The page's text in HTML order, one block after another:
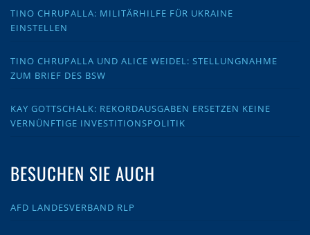
TINO CHRUPALLA: MILITÄRHILFE FÜR UKRAINE
EINSTELLEN
TINO CHRUPALLA UND ALICE WEIDEL: STELLUNGNAHME
ZUM BRIEF DES BSW
KAY GOTTSCHALK: REKORDAUSGABEN ERSETZEN KEINE
VERNÜNFTIGE INVESTITIONSPOLITIK
BESUCHEN SIE AUCH
AFD LANDESVERBAND RLP